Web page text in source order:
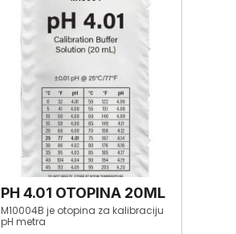
PH 4.01 OTOPINA 20ML
M10004B je otopina za kalibraciju
pH metra